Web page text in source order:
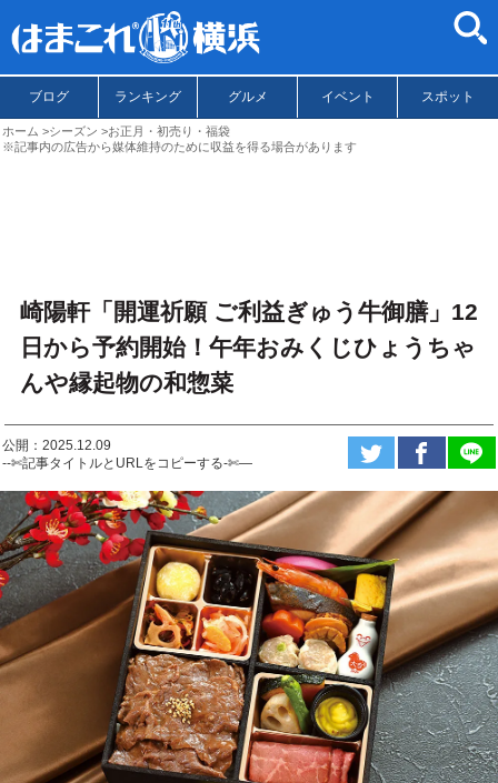
ブログ ランキング グルメ イベント スポット
ホーム シーズン
お正月・初売り・福袋
※記事内の広告から媒体維持のために収益を得る場合があります
崎陽軒「開運祈願 ご利益ぎゅう牛御膳」12
日から予約開始！午年おみくじひょうちゃ
んや縁起物の和惣菜
公開：2025.12.09
--✄記事タイトルとURLをコピーする-✄—